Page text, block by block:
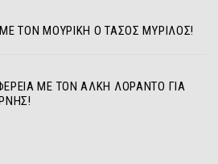
ΤΟΝ ΜΟΥΡΊΚΗ Ο ΤΆΣΟΣ ΜΥΡΊΛΟΣ!
ΜΕ ΤΟΝ ΆΛΚΗ ΛΟΡΆΝΤΟ ΓΙΑ